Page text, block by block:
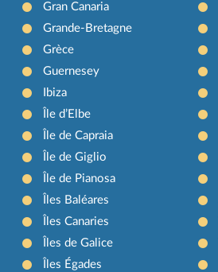
Gran Canaria
Grande-Bretagne
Grèce
Guernesey
Ibiza
Île d’Elbe
Île de Capraia
Île de Giglio
Île de Pianosa
Îles Baléares
Îles Canaries
Îles de Galice
Îles Égades